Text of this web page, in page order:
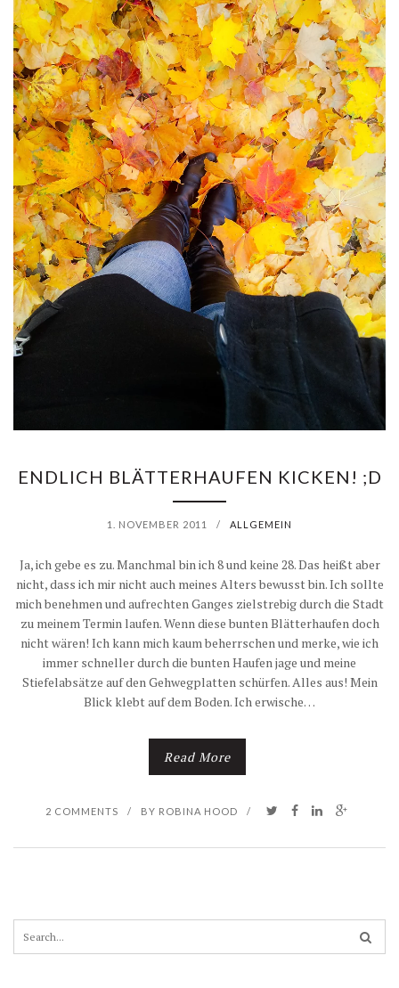
ENDLICH BLÄTTERHAUFEN KICKEN! ;D
1. NOVEMBER 2011 / ALLGEMEIN
Ja, ich gebe es zu. Manchmal bin ich 8 und keine 28. Das heißt aber
nicht, dass ich mir nicht auch meines Alters bewusst bin. Ich sollte
mich benehmen und aufrechten Ganges zielstrebig durch die Stadt
zu meinem Termin laufen. Wenn diese bunten Blätterhaufen doch
nicht wären! Ich kann mich kaum beherrschen und merke, wie ich
immer schneller durch die bunten Haufen jage und meine
Stiefelabsätze auf den Gehwegplatten schürfen. Alles aus! Mein
Blick klebt auf dem Boden. Ich erwische…
Read More
2 COMMENTS / BY ROBINA HOOD /